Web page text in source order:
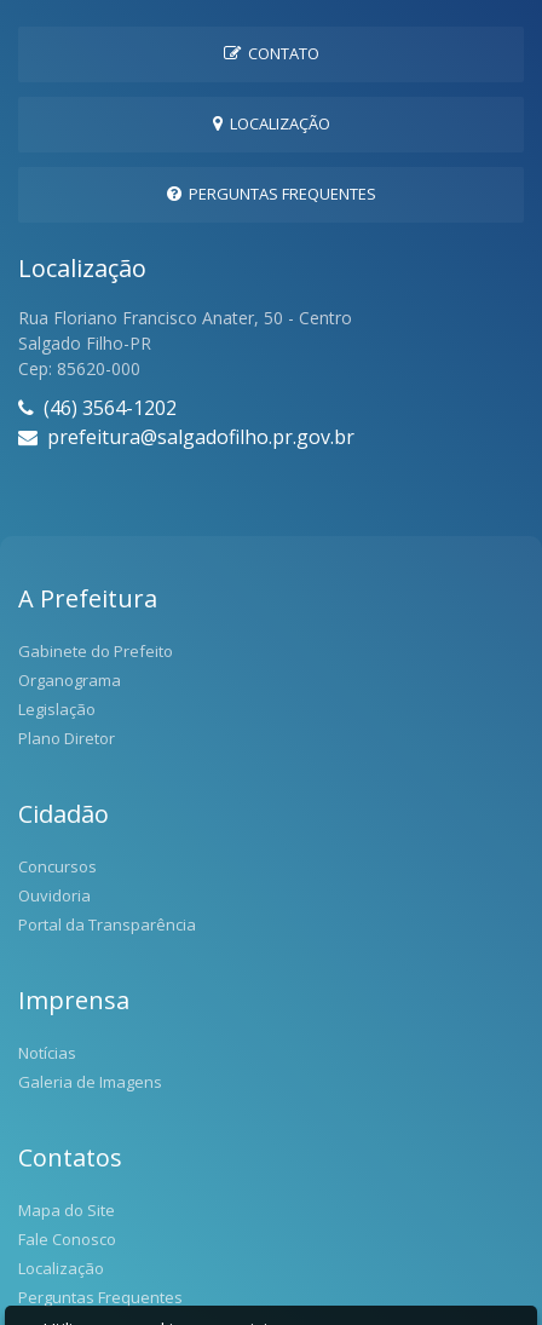
CONTATO
LOCALIZAÇÃO
PERGUNTAS FREQUENTES
Localização
Rua Floriano Francisco Anater, 50 - Centro
Salgado Filho-PR
Cep: 85620-000
(46) 3564-1202
prefeitura@salgadofilho.pr.gov.br
A Prefeitura
Gabinete do Prefeito
Organograma
Legislação
Plano Diretor
Cidadão
Concursos
Ouvidoria
Portal da Transparência
Imprensa
Notícias
Galeria de Imagens
Contatos
Mapa do Site
Fale Conosco
Localização
Perguntas Frequentes